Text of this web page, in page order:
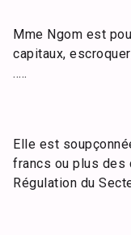
Mme Ngom est
capitaux,
…..
Elle est
francs ou plus des
Régulation du